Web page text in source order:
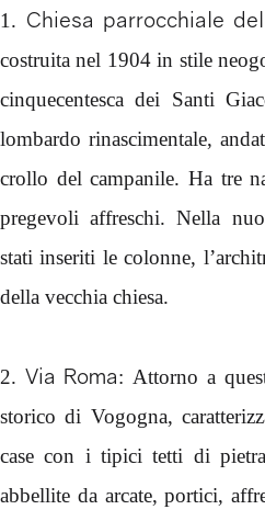
1. Chiesa parrocchiale
costruita nel 1904 in stile
cinquecentesca dei Santi
lombardo rinascimentale,
crollo del campanile. Ha tre
pregevoli affreschi. Nella
stati inseriti le colonne,
della vecchia chiesa.
2. Via Roma: Attorno a
storico di Vogogna,
case con i tipici tetti di
abbellite da arcate, portici,